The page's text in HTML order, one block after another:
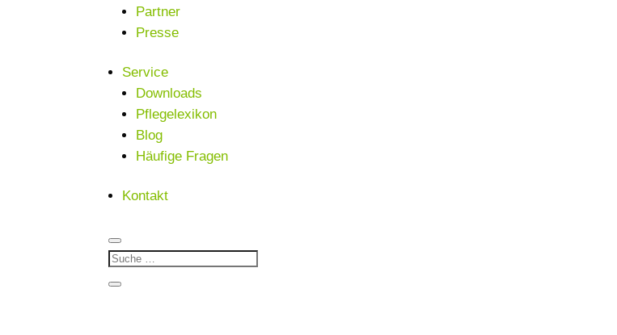
Partner
Presse
Service
Downloads
Pflegelexikon
Blog
Häufige Fragen
Kontakt